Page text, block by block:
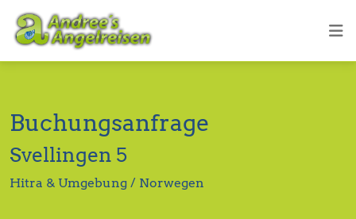
Buchungsanfrage
Svellingen 5
Hitra & Umgebung / Norwegen